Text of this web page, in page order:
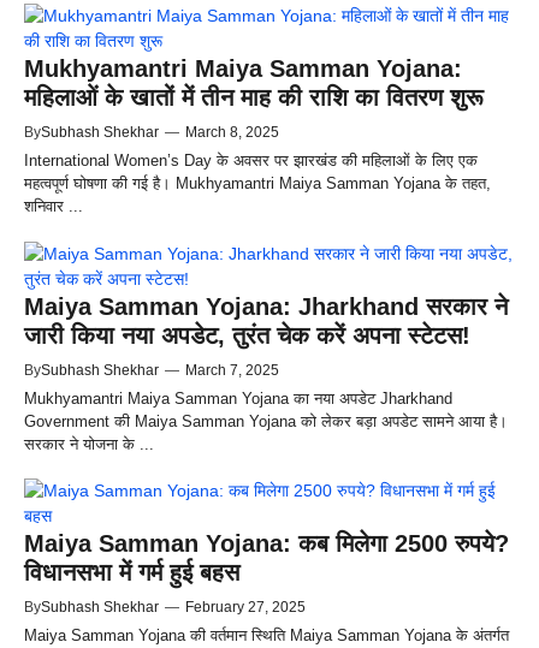
Mukhyamantri Maiya Samman Yojana:
महिलाओं के खातों में तीन माह की राशि का वितरण शुरू
BySubhash Shekhar — March 8, 2025
International Women’s Day के अवसर पर झारखंड की महिलाओं के लिए एक
महत्वपूर्ण घोषणा की गई है। Mukhyamantri Maiya Samman Yojana के तहत,
शनिवार ...
Maiya Samman Yojana: Jharkhand सरकार ने
जारी किया नया अपडेट, तुरंत चेक करें अपना स्टेटस!
BySubhash Shekhar — March 7, 2025
Mukhyamantri Maiya Samman Yojana का नया अपडेट Jharkhand
Government की Maiya Samman Yojana को लेकर बड़ा अपडेट सामने आया है।
सरकार ने योजना के ...
Maiya Samman Yojana: कब मिलेगा 2500 रुपये?
विधानसभा में गर्म हुई बहस
BySubhash Shekhar — February 27, 2025
Maiya Samman Yojana की वर्तमान स्थिति Maiya Samman Yojana के अंतर्गत